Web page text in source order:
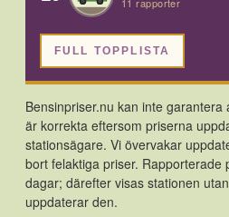
FULL TOPPLISTA
Bensinpriser.nu kan inte
är korrekta eftersom priserna
stationsägare. Vi övervakar
bort felaktiga priser. Rapporterade
dagar; därefter visas stationen
uppdaterar den.